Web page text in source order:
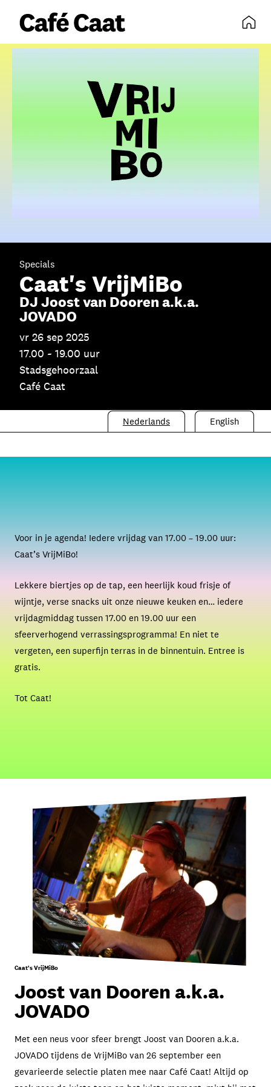
Skip navigatie
volledige agenda
Specials
Caat's VrijMiBo
DJ Joost van Dooren a.k.a.
JOVADO
vr 26 sep 2025
17.00 ~ 19.00 uur
Stadsgehoorzaal
Café Caat
Nederlands English
Voor in je agenda! Iedere vrijdag van 17.00 – 19.00 uur:
Caat’s VrijMiBo!
Lekkere biertjes op de tap, een heerlijk koud frisje of
wijntje, verse snacks uit onze nieuwe keuken en… iedere
vrijdagmiddag tussen 17.00 en 19.00 uur een
sfeerverhogend verrassingsprogramma! En niet te
vergeten, een superfijn terras in de binnentuin. Entree is
gratis.
Tot Caat!
Caat's VrijMiBo
Joost van Dooren a.k.a.
JOVADO
Met een neus voor sfeer brengt Joost van Dooren a.k.a.
JOVADO tijdens de VrijMiBo van 26 september een
gevarieerde selectie platen mee naar Café Caat! Altijd op